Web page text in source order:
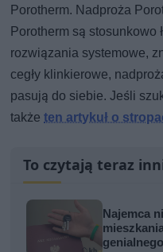
Porotherm. Nadproża
Porotherm są stosunkowo
rozwiązania systemowe,
cegły klinkierowe,
pasują do siebie. Jeśli
takżeten artykuł o
To czytają teraz
Najemca